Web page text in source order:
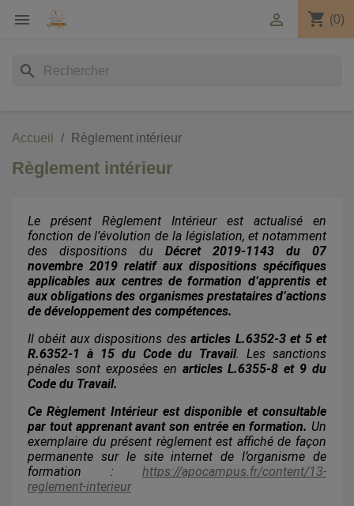
 shopping_cart (0)

search
Accueil Règlement intérieur
Règlement intérieur
Le présent Règlement Intérieur est actualisé en
fonction de l’évolution de la législation, et notamment
des dispositions du Décret 2019-1143 du 07
novembre 2019 relatif aux dispositions spécifiques
applicables aux centres de formation d’apprentis et
aux obligations des organismes prestataires d’actions
de développement des compétences.
Il obéit aux dispositions desarticles L.6352-3 et 5 et
R.6352-1 à 15 du Code du Travail. Les sanctions
pénales sont exposées en articles L.6355-8 et 9 du
Code du Travail.
Ce Règlement Intérieur est disponible et consultable
par tout apprenant avant son entrée en formation. Un
exemplaire du présent règlement est affiché de façon
permanente sur le site internet de l’organisme de
formation : https://apocampus.fr/content/13-
reglement-interieur